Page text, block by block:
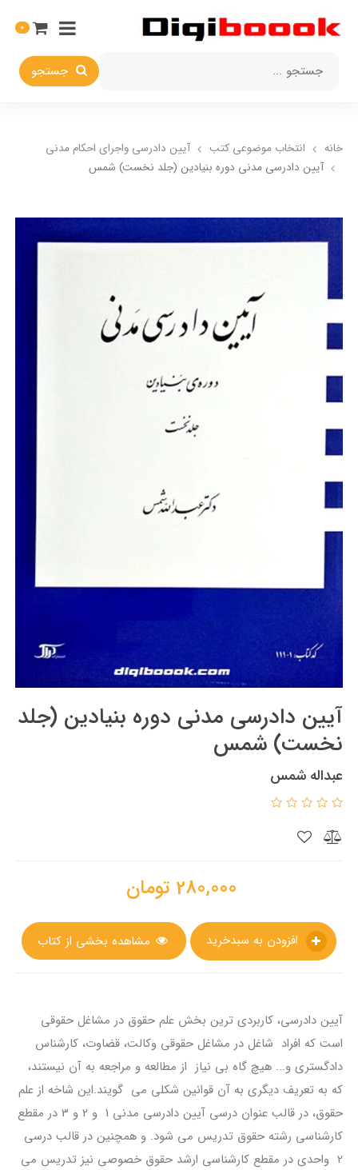
جستجو
0
خانه انتخاب​ موضوعي​ کتب
آيين دادرسي ​واجراي ​احکام ​مدني
آيين دادرسي مدني دوره بنيادين (جلد نخست) شمس
آيين دادرسي مدني دوره بنيادين (جلد
نخست) شمس
عبداله شمس
280,000 تومان
مشاهده بخشی از کتاب
آیین دادرسی، کاربردی ترین بخش علم حقوق در مشاغل حقوقی
است که افراد شاغل در مشاغل حقوقی وکالت، قضاوت، کارشناس
دادگستری و... هیچ گاه بی نیاز از مطالعه و مراجعه به آن نیستند،
که به تعریف دیگری به آن قوانین شکلی می گویند.این شاخه از علم
حقوق، در قالب عنوان درسی آیین دادرسی مدنی 1 و 2 و 3 در مقطع
کارشناسی رشته حقوق تدریس می شود. و همچنین در قالب درسی
2 واحدی در مقطع کارشناسی ارشد حقوق خصوصی نیز تدریس می